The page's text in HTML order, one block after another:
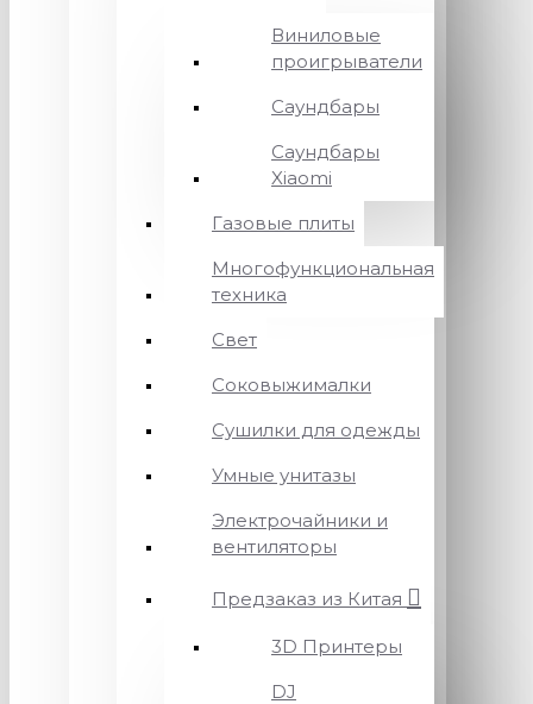
Виниловые
проигрыватели
Саундбары
Саундбары
Xiaomi
Газовые плиты
Многофункциональная
техника
Свет
Соковыжималки
Сушилки для одежды
Умные унитазы
Электрочайники и
вентиляторы
Предзаказ из Китая
3D Принтеры
DJ